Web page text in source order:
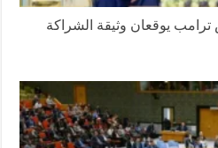
يوقعان وثيقة الشراكة